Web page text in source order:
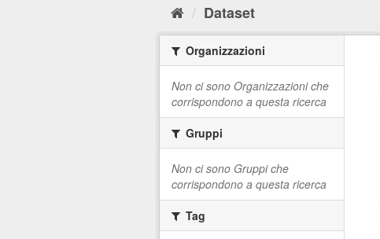
Dataset
Organizzazioni
Non ci sono Organizzazioni che
corrispondono a questa ricerca
Gruppi
Non ci sono Gruppi che
corrispondono a questa ricerca
Tag